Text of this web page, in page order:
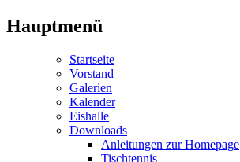
Hauptmenü
Startseite
Vorstand
Galerien
Kalender
Eishalle
Downloads
Anleitungen zur Homepage
Tischtennis